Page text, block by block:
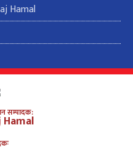
Hamal
सम्पादक:
Hamal